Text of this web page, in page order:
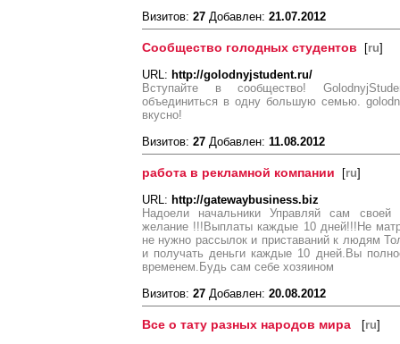
Визитов: 27 Добавлен: 21.07.2012
Сообщество голодных студентов [ru]
URL: http://golodnyjstudent.ru/
Вступайте в сообщество!
объединиться в одну большую семью.
вкусно!
Визитов: 27 Добавлен: 11.08.2012
работа в рекламной компании [ru]
URL: http://gatewaybusiness.biz
Надоели начальники Управляй сам
желание !!!Выплаты каждые 10 дней!!!Не
не нужно рассылок и приставаний к людям
и получать деньги каждые 10 дней.Вы
временем.Будь сам себе хозяином
Визитов: 27 Добавлен: 20.08.2012
Все о тату разных народов мира [ru]